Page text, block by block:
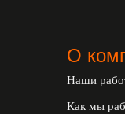
О
Наши
Как мы